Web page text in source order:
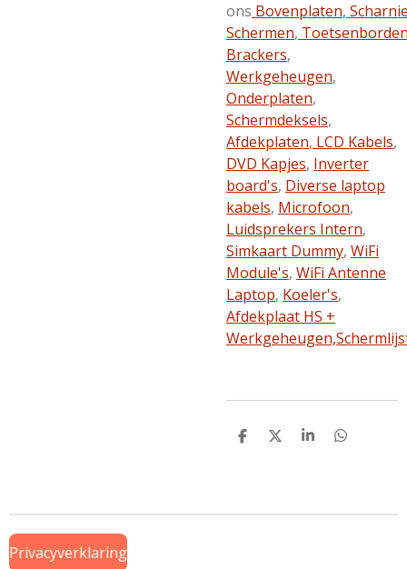
ons Bovenplaten,
Schermen,
Brackers,
Werkgeheugen,
Onderplaten,
Schermdeksels,
Afdekplaten, LCD Kabels,
DVD Kapjes, Inverter
board's, Diverse laptop
kabels, Microfoon,
Luidsprekers Intern,
Simkaart Dummy, WiFi
Module's, WiFi Antenne
Laptop, Koeler's,
Afdekplaat HS +
Werkgeheugen,
D
D
S
D
Privacyverklaring